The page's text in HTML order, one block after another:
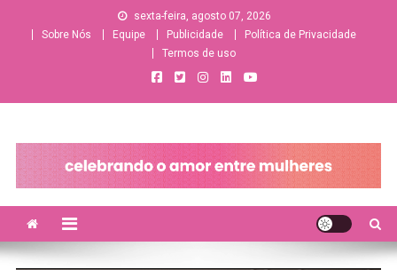
sexta-feira, agosto 07, 2026
Sobre Nós
Equipe Publicidade
Política de Privacidade
Termos de uso
lésbico/bissexual/sáfico